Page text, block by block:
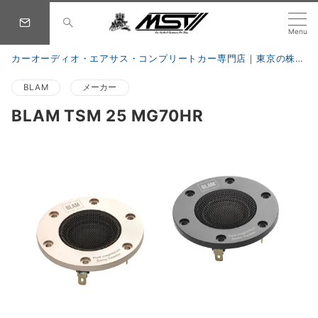
Menu
カーオーディオ・エアサス・コンプリートカー専門店｜東京の株式会社 MST
BLAM メーカー
BLAM TSM 25 MG70HR